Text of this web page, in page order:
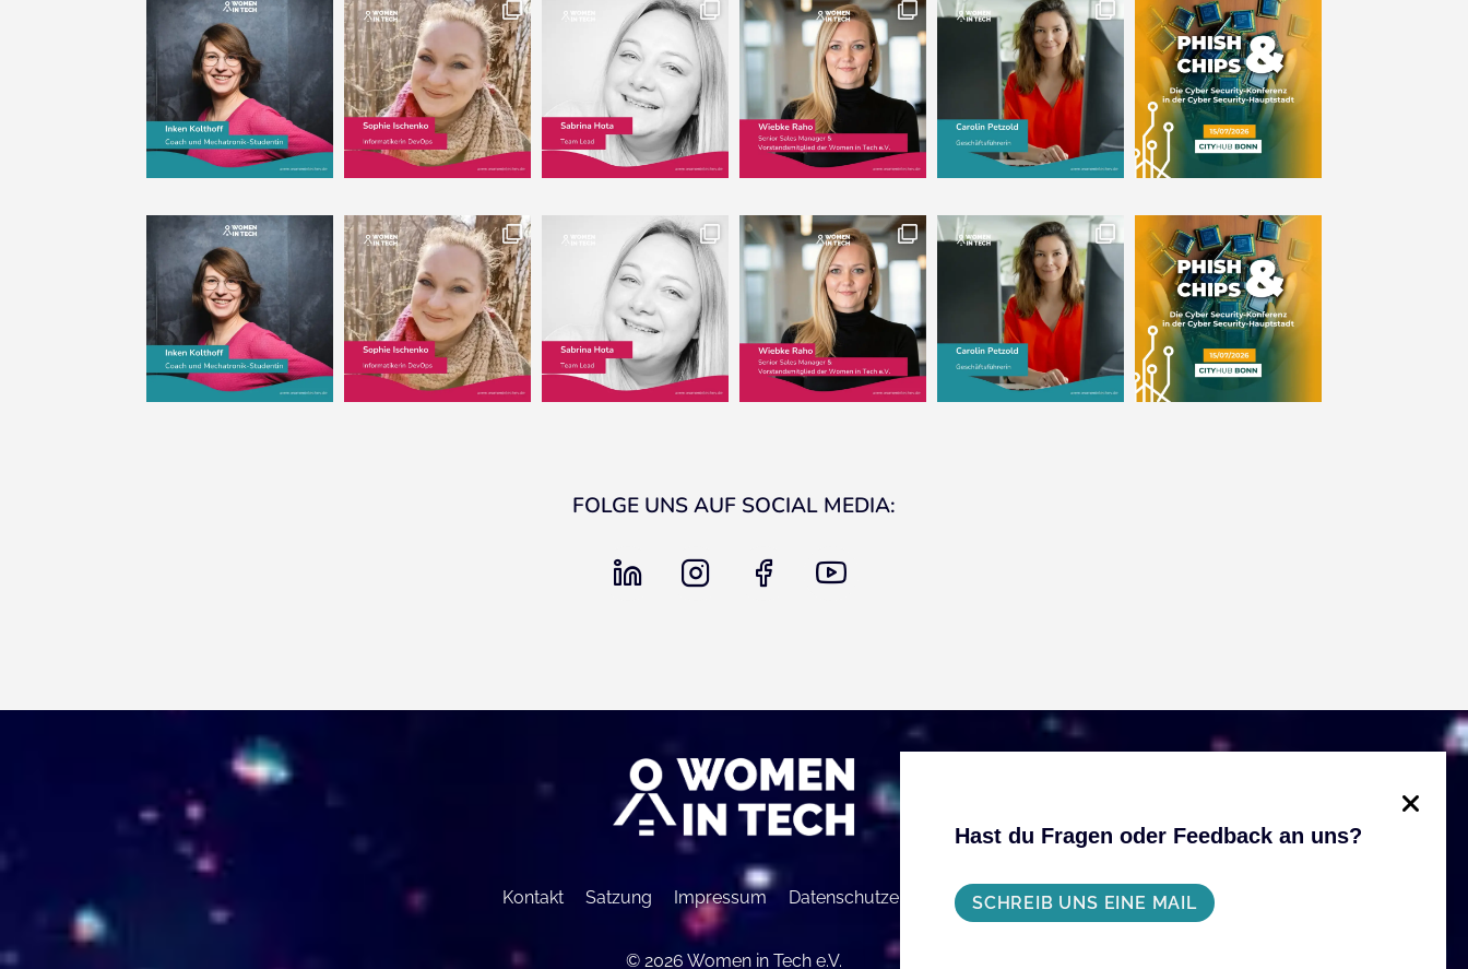
FOLGE UNS AUF SOCIAL MEDIA:
linkedin instagram
Kontakt Satzung Impressum Datenschutzerklärung
© 2026 Women in Tech e.V.
Hast du Fragen oder Feedback an uns?
SCHREIB UNS EINE MAIL